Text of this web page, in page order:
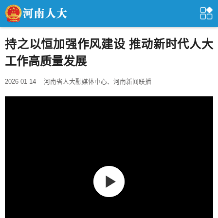
持之以恒加强作风建设 推动新时代人大
工作高质量发展
2026-01-14 河南省人大融媒体中心、河南新闻联播